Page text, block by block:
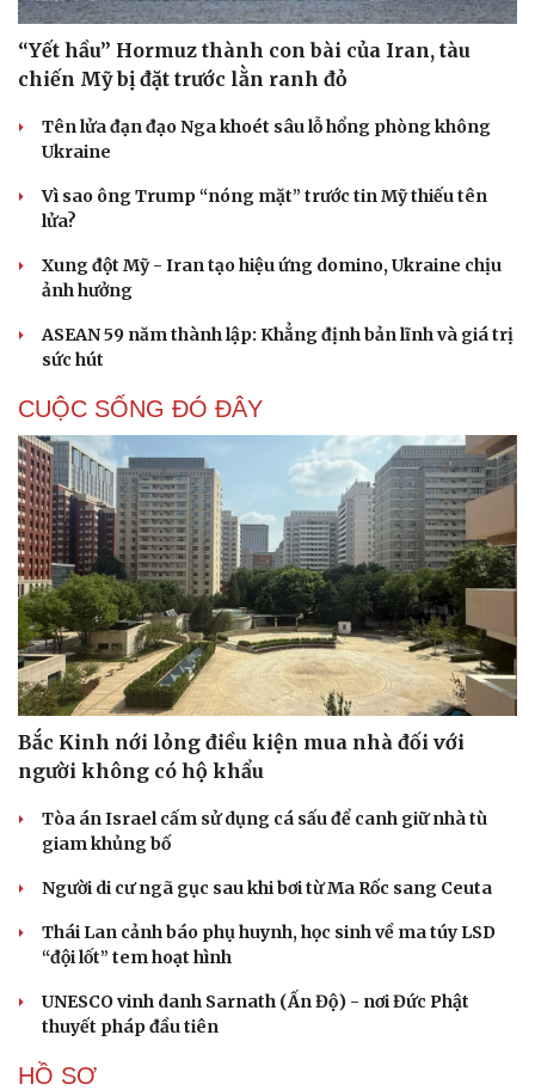
Cải chính
“Yết hầu” Hormuz thành con bài của Iran, tàu
chiến Mỹ bị đặt trước lằn ranh đỏ
Tên lửa đạn đạo Nga khoét sâu lỗ hổng phòng không
Ukraine
Vì sao ông Trump “nóng mặt” trước tin Mỹ thiếu tên
lửa?
Xung đột Mỹ - Iran tạo hiệu ứng domino, Ukraine chịu
ảnh hưởng
ASEAN 59 năm thành lập: Khẳng định bản lĩnh và giá trị
sức hút
CUỘC SỐNG ĐÓ ĐÂY
Bắc Kinh nới lỏng điều kiện mua nhà đối với
người không có hộ khẩu
Tòa án Israel cấm sử dụng cá sấu để canh giữ nhà tù
giam khủng bố
Người di cư ngã gục sau khi bơi từ Ma Rốc sang Ceuta
Thái Lan cảnh báo phụ huynh, học sinh về ma túy LSD
“đội lốt” tem hoạt hình
UNESCO vinh danh Sarnath (Ấn Độ) - nơi Đức Phật
thuyết pháp đầu tiên
HỒ SƠ